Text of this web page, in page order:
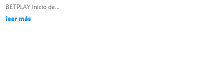
BETPLAY Inicio de...
leer más